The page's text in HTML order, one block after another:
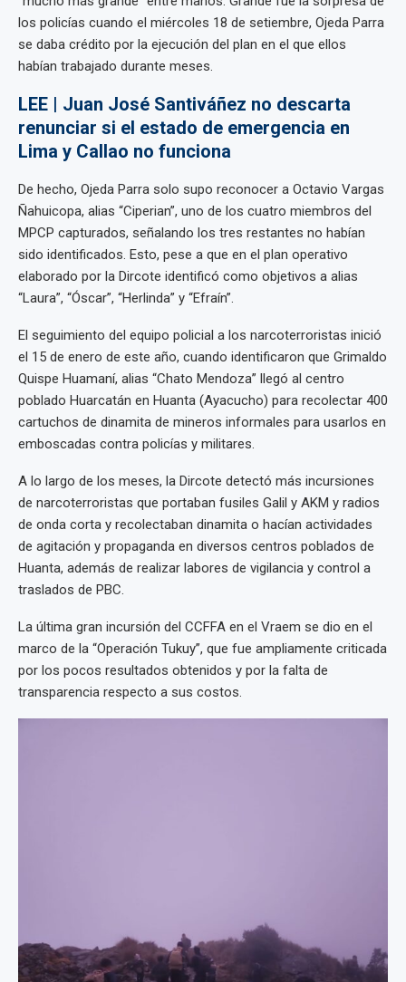
los policías cuando el miércoles 18 de setiembre, Ojeda Parra
se daba crédito por la ejecución del plan en el que ellos
habían trabajado durante meses.
LEE | Juan José Santiváñez no descarta
renunciar si el estado de emergencia en
Lima y Callao no funciona
De hecho, Ojeda Parra solo supo reconocer a Octavio Vargas
Ñahuicopa, alias “Ciperian”, uno de los cuatro miembros del
MPCP capturados, señalando los tres restantes no habían
sido identificados. Esto, pese a que en el plan operativo
elaborado por la Dircote identificó como objetivos a alias
“Laura”, “Óscar”, “Herlinda” y “Efraín”.
El seguimiento del equipo policial a los narcoterroristas inició
el 15 de enero de este año, cuando identificaron que Grimaldo
Quispe Huamaní, alias “Chato Mendoza” llegó al centro
poblado Huarcatán en Huanta (Ayacucho) para recolectar 400
cartuchos de dinamita de mineros informales para usarlos en
emboscadas contra policías y militares.
A lo largo de los meses, la Dircote detectó más incursiones
de narcoterroristas que portaban fusiles Galil y AKM y radios
de onda corta y recolectaban dinamita o hacían actividades
de agitación y propaganda en diversos centros poblados de
Huanta, además de realizar labores de vigilancia y control a
traslados de PBC.
La última gran incursión del CCFFA en el Vraem se dio en el
marco de la “Operación Tukuy”, que fue ampliamente criticada
por los pocos resultados obtenidos y por la falta de
transparencia respecto a sus costos.